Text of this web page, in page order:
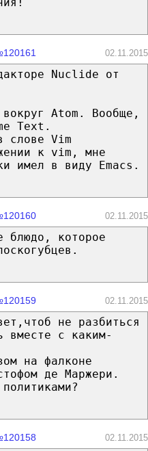
02.11.2015
Nuclide от
Atom. Вообще,
Text.
слове Vim
к vim, мне
имел в виду Emacs.
02.11.2015
блюдо, которое
02.11.2015
не разбиться
вместе с каким-
на фалконе
де Маржери.
02.11.2015